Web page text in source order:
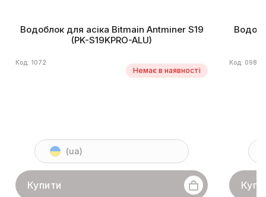
Водоблок для асіка Bitmain Antminer S19
(PK-S19KPRO-ALU)
Код: 1072
Немає в наявності
(ua)
Купити
Код: 0983